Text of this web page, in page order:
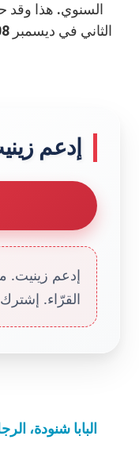
السنوي. هذا وقد
إدعم
إدعم زينيت.
القرّاء.
البابا شنودة،